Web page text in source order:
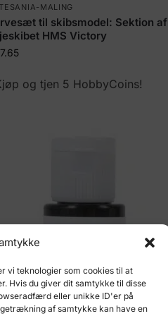
vi teknologier som cookies til at
Hvis du giver dit samtykke til disse
eller unikke ID'er på
af samtykke kan have en
MALING
til skibsmodel: Sektion af
HMS Victory
og tjen 5 HobbyCoins!